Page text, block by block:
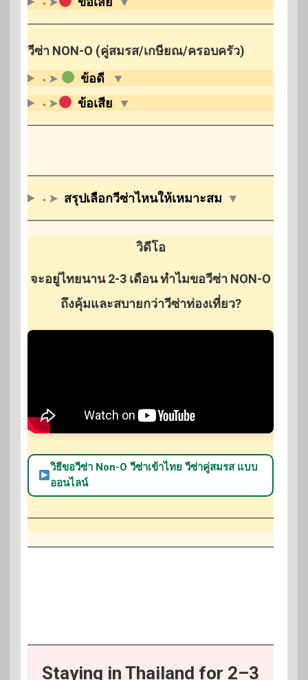
วีซ่า NON-O (คู่สมรส/เกษียณ/ครอบครัว)
⬩➤
ข้อดี
▼
⬩➤
ข้อเสีย ▼
⬩➤ สรุปเลือกวีซ่าไหนให้เหมาะสม ▼
วิดีโอ
จะอยู่ไทยนาน 2-3 เดือน ทำไมขอวีซ่า NON-O
ถึงคุ้มและสบายกว่าวีซ่าท่องเที่ยว?
วิธีขอวีซ่า Non-O วีซ่าเข้าไทย วีซ่าคู่สมรส แบบ
ออนไลน์
Staying in Thailand for 2–3